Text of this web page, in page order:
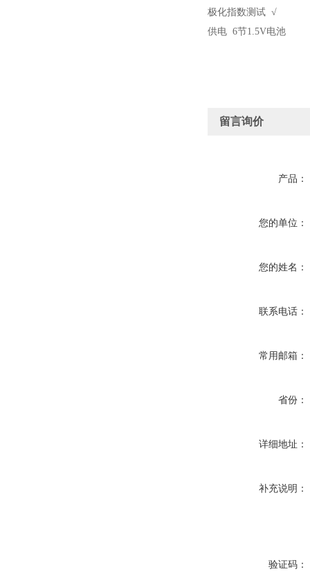
极化指数测试 √
供电 6节1.5V电池
留言询价
产品：
您的单位：
您的姓名：
联系电话：
常用邮箱：
省份：
详细地址：
补充说明：
验证码：